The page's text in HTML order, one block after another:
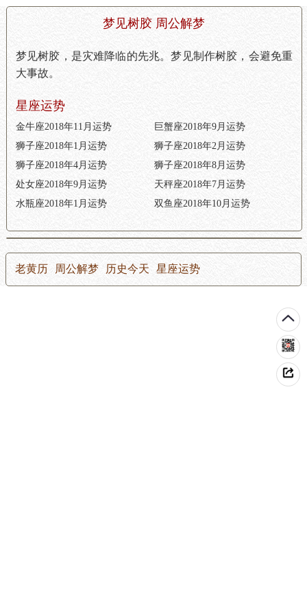
梦见树胶 周公解梦
梦见树胶，是灾难降临的先兆。梦见制作树胶，会避免重
大事故。
星座运势
金牛座2018年11月运势
巨蟹座2018年9月运势
狮子座2018年1月运势
狮子座2018年2月运势
狮子座2018年4月运势
狮子座2018年8月运势
处女座2018年9月运势
天秤座2018年7月运势
水瓶座2018年1月运势
双鱼座2018年10月运势
老黄历 周公解梦 历史今天 星座运势